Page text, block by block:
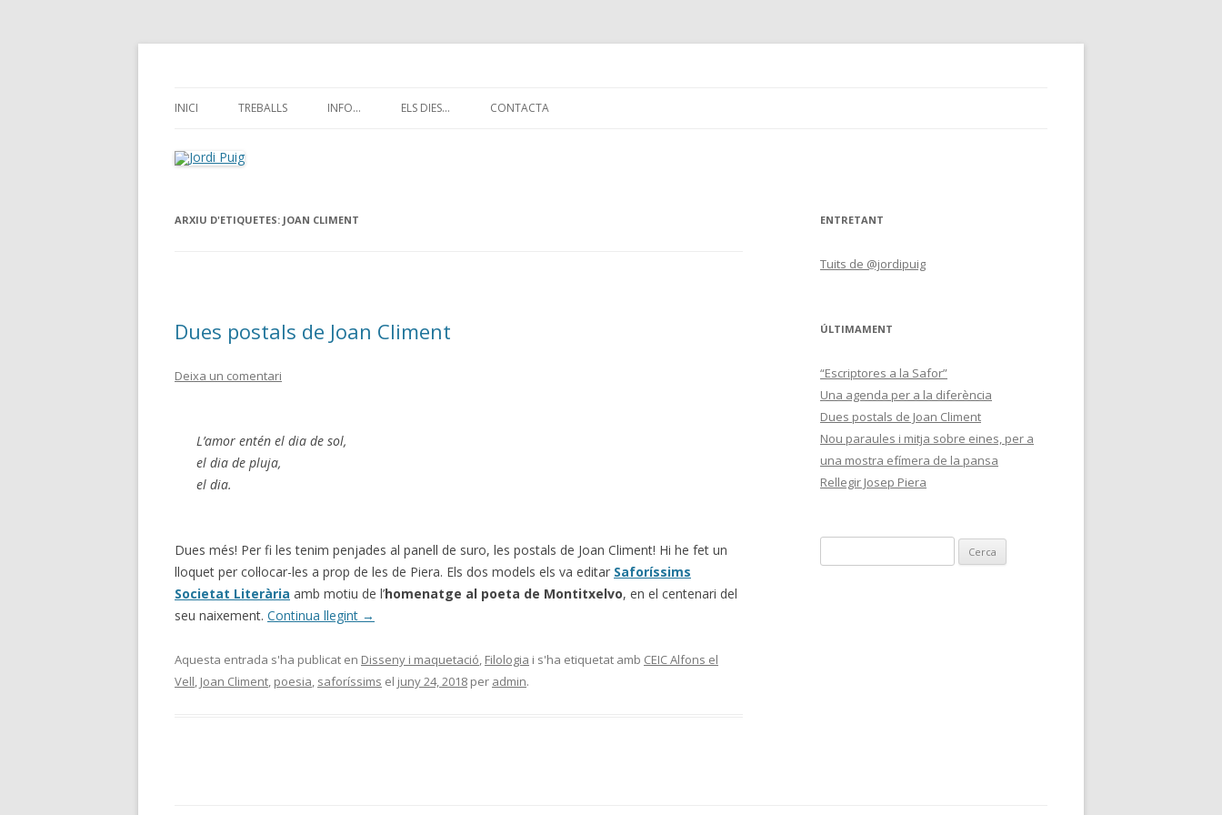
INICI TREBALLS
GESTIÓ CULTURAL
INFO…
SOBRE FILOLOGIA
ELS DIES… CONTACTA
ARXIU D'ETIQUETES: JOAN CLIMENT
Dues postals de Joan Climent
Deixa un comentari
L’amor entén el dia de sol,
el dia de pluja,
el dia.
Dues més! Per fi les tenim penjades al panell de suro, les postals de Joan Climent! Hi he fet un
lloquet per col·locar-les a prop de les de Piera. Els dos models els va editar Saforíssims
Societat Literària amb motiu de l’homenatge al poeta de Montitxelvo, en el centenari del
seu naixement. Continua llegint →
Aquesta entrada s'ha publicat en Disseny i maquetació, Filologia i s'ha etiquetat amb CEIC Alfons el
Vell, Joan Climent, poesia, saforíssims el juny 24, 2018 per admin.
ENTRETANT
Tuits de @jordipuig
ÚLTIMAMENT
“Escriptores a la Safor”
Una agenda per a la diferència
Dues postals de Joan Climent
Nou paraules i mitja sobre eines, per a
una mostra efímera de la pansa
Rellegir Josep Piera
e